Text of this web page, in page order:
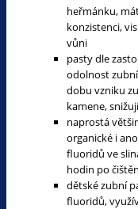
heřmánku,
konzistenci,
vůni
pasty dle
odolnost
dobu vzniku
kamene,
naprostá
organické i
fluoridů ve
hodin po
dětské zubní
fluoridů,